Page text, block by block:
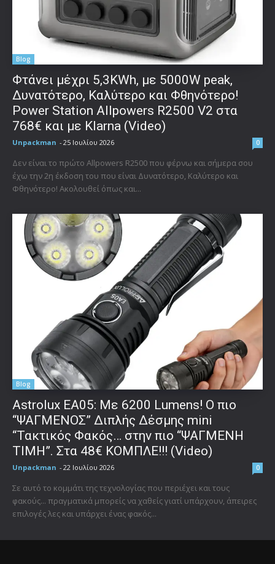
Blog
Φτάνει μέχρι 5,3KWh, με 5000W peak,
Δυνατότερο, Καλύτερο και Φθηνότερο!
Power Station Allpowers R2500 V2 στα
768€ και με Klarna (Video)
Unpackman - 25 Ιουλίου 2026 0
Δεν είναι το πρώτο Allpowers R2500 που φέρνω και σήμερα σου
έχω την 2η έκδοση του που είναι Δυνατότερο, Καλύτερο και
Φθηνότερο! Ακολουθεί όπως και...
Blog
Astrolux ΕΑ05: Με 6200 Lumens! Ο πιο
“ΨΑΓΜΕΝΟΣ” Διπλής Δέσμης mini
“Τακτικός Φακός… στην πιο “ΨΑΓΜΕΝΗ
ΤΙΜΗ”. Στα 48€ ΚΟΜΠΛΕ!!! (Video)
Unpackman - 22 Ιουλίου 2026 0
Σε αυτό το κομμάτι της τεχνολογίας που περιέχει και τους
φακούς... πραγματικά μπορείς να χαθείς γιατί υπάρχουν, άπειρες
επιλογές λες και υπάρχει ένας φακός...